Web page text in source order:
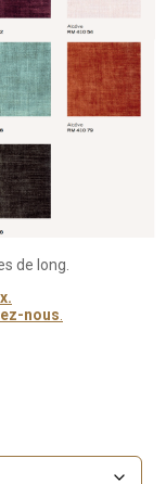
de long.
nous